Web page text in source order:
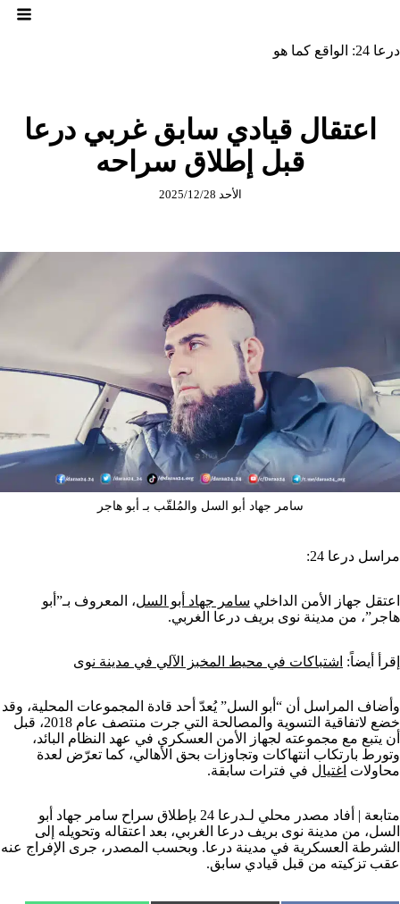
درعا 24: الواقع كما هو
اعتقال قيادي سابق غربي درعا
قبل إطلاق سراحه
الأحد 2025/12/28
سامر جهاد أبو السل والمُلقّب بـ أبو هاجر
مراسل درعا 24:
اعتقل جهاز الأمن الداخلي سامر جهاد أبو السل، المعروف بـ”أبو
هاجر”، من مدينة نوى بريف درعا الغربي.
إقرأ أيضاً: اشتباكات في محيط المخبز الآلي في مدينة نوى
وأضاف المراسل أن “أبو السل” يُعدّ أحد قادة المجموعات المحلية، وقد
خضع لاتفاقية التسوية والمصالحة التي جرت منتصف عام 2018، قبل
أن يتبع مع مجموعته لجهاز الأمن العسكري في عهد النظام البائد،
وتورط بارتكاب انتهاكات وتجاوزات بحق الأهالي، كما تعرّض لعدة
محاولات اغتيال في فترات سابقة.
متابعة | أفاد مصدر محلي لـدرعا 24 بإطلاق سراح سامر جهاد أبو
السل، من مدينة نوى بريف درعا الغربي، بعد اعتقاله وتحويله إلى
الشرطة العسكرية في مدينة درعا. وبحسب المصدر، جرى الإفراج عنه
عقب تزكيته من قبل قيادي سابق.